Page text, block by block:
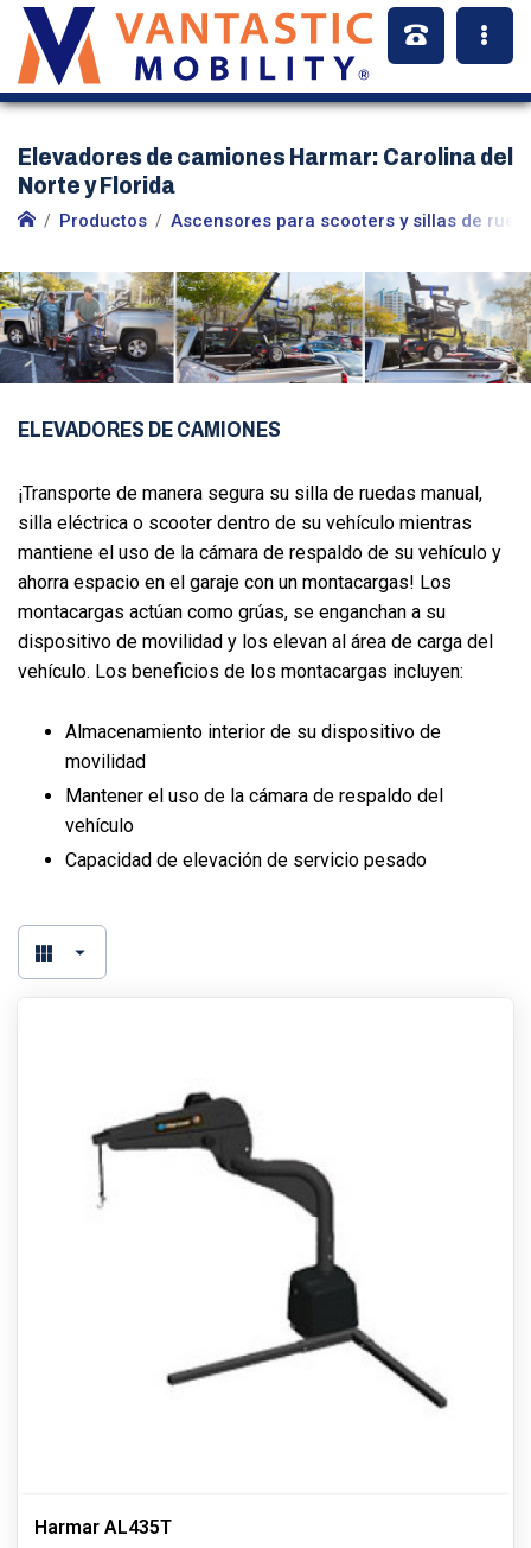
Elevadores de camiones Harmar: Carolina del
Norte y Florida
Productos Ascensores para scooters y sillas de
ELEVADORES DE CAMIONES
¡Transporte de manera segura su silla de ruedas manual,
silla eléctrica o scooter dentro de su vehículo mientras
mantiene el uso de la cámara de respaldo de su vehículo y
ahorra espacio en el garaje con un montacargas! Los
montacargas actúan como grúas, se enganchan a su
dispositivo de movilidad y los elevan al área de carga del
vehículo. Los beneficios de los montacargas incluyen:
Almacenamiento interior de su dispositivo de
movilidad
Mantener el uso de la cámara de respaldo del
vehículo
Capacidad de elevación de servicio pesado
Harmar AL435T